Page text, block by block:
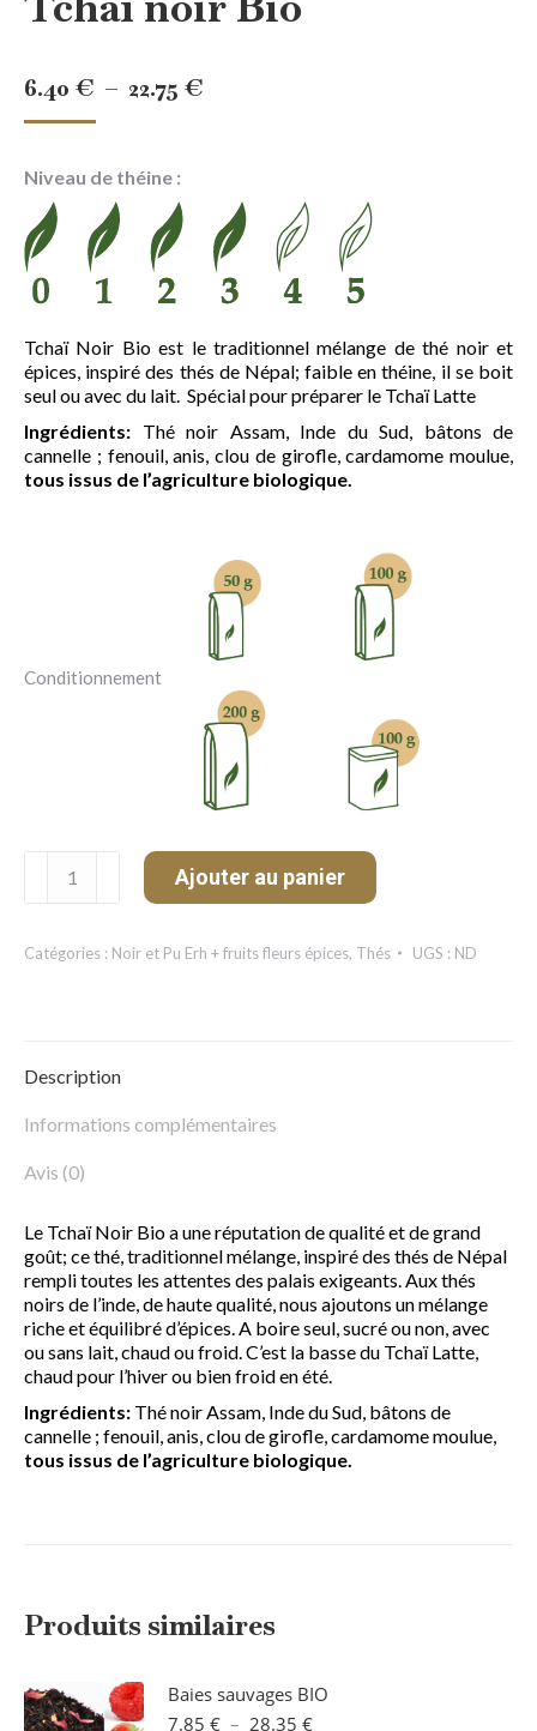
6.40 € – 22.75 €
6.40 €
22.75 €
Niveau de théine :
Tchaï Noir Bio est le traditionnel mélange de thé noir et
épices, inspiré des thés de Népal; faible en théine, il se boit
seul ou avec du lait. Spécial pour préparer le Tchaï Latte
Ingrédients: Thé noir Assam, Inde du Sud, bâtons de
cannelle ; fenouil, anis, clou de girofle, cardamome moulue,
tous issus de l’agriculture biologique.
Conditionnement
Tchaï
Bio
Ajouter au panier
Catégories : Noir et Pu Erh + fruits fleurs épices, Thés UGS : ND
Description
Informations complémentaires
Avis (0)
Le Tchaï Noir Bio a une réputation de qualité et de grand
goût; ce thé, traditionnel mélange, inspiré des thés de Népal
rempli toutes les attentes des palais exigeants. Aux thés
noirs de l’inde, de haute qualité, nous ajoutons un mélange
riche et équilibré d’épices. A boire seul, sucré ou non, avec
ou sans lait, chaud ou froid. C’est la basse du Tchaï Latte,
chaud pour l’hiver ou bien froid en été.
Ingrédients: Thé noir Assam, Inde du Sud, bâtons de
cannelle ; fenouil, anis, clou de girofle, cardamome moulue,
tous issus de l’agriculture biologique.
Produits similaires
Baies sauvages BIO
7.85 € – 28.35 €Plage